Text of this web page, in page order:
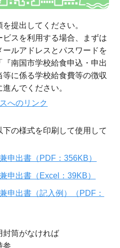
提出してください。
スを利用する場合、まずは
ルアドレスとパスワードを
南国市学校給食申込・申出
に係る学校給食費等の徴収
んでください。
へのリンク
下の様式を印刷して使用して
申出書（PDF：356KB）
申出書（Excel：39KB）
申出書（記入例）（PDF：
封筒がなければ
参